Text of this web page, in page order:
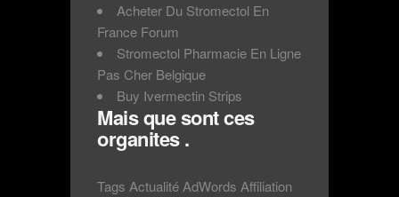
Acheter Du Stromectol En
France Forum
Stromectol Pharmacie En Ligne
Pas Cher Belgique
Buy Ivermectin Strips
Mais que sont ces
organites .
Tags Actualité AdWords Affiliation